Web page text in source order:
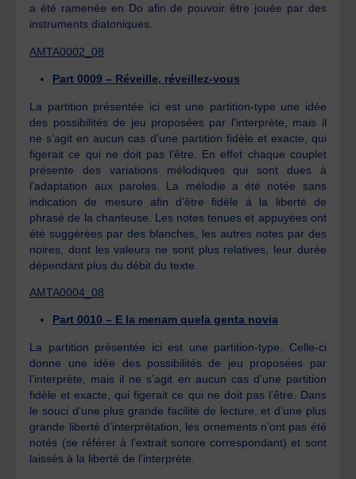
a été ramenée en Do afin de pouvoir être jouée par des
instruments diatoniques.
AMTA0002_08
Part 0009 – Réveille, réveillez-vous
La partition présentée ici est une partition-type une idée
des possibilités de jeu proposées par l’interprète, mais il
ne s’agit en aucun cas d’une partition fidèle et exacte, qui
figerait ce qui ne doit pas l’être. En effet chaque couplet
présente des variations mélodiques qui sont dues à
l’adaptation aux paroles. La mélodie a été notée sans
indication de mesure afin d’être fidèle à la liberté de
phrasé de la chanteuse. Les notes tenues et appuyées ont
été suggérées par des blanches, les autres notes par des
noires, dont les valeurs ne sont plus relatives, leur durée
dépendant plus du débit du texte.
AMTA0004_08
Part 0010 – E la menam quela genta novia
La partition présentée ici est une partition-type. Celle-ci
donne une idée des possibilités de jeu proposées par
l’interprète, mais il ne s’agit en aucun cas d’une partition
fidèle et exacte, qui figerait ce qui ne doit pas l’être. Dans
le souci d’une plus grande facilité de lecture, et d’une plus
grande liberté d’interprétation, les ornements n’ont pas été
notés (se référer à l’extrait sonore correspondant) et sont
laissés à la liberté de l’interprète.